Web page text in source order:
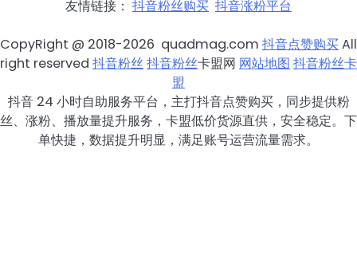
友情链接： 抖音粉丝购买 抖音涨粉平台
CopyRight @ 2018-2026 quadmag.com 抖音点赞购买All
right reserved 抖音粉丝抖音粉丝卡盟网 网站地图 抖音粉丝卡
盟
抖音 24 小时自助服务平台，主打抖音点赞购买，同步提供粉
丝、涨粉、播放量提升服务，卡盟低价货源直供，安全稳定。下
单快捷，数据提升明显，满足账号运营流量需求。